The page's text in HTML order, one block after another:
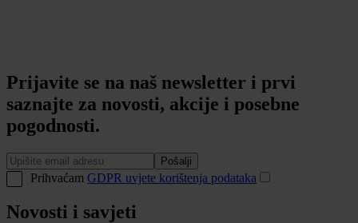
Prijavite se na naš newsletter i prvi
saznajte za novosti, akcije i posebne
pogodnosti.
Pošalji
Prihvaćam GDPR uvjete korištenja podataka
Novosti i savjeti